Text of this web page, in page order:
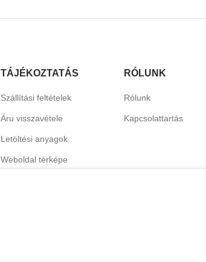
TÁJÉKOZTATÁS
Szállítási feltételek
Áru visszavétele
Letöltési anyagok
Weboldal térképe
RÓLUNK
Rólunk
Kapcsolattartás